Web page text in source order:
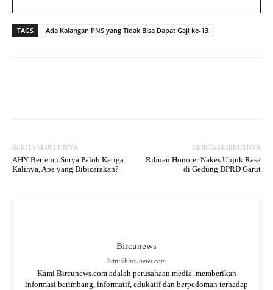
TAGS Ada Kalangan PNS yang Tidak Bisa Dapat Gaji ke-13
BERITA SEBELUMYA
AHY Bertemu Surya Paloh Ketiga
Kalinya, Apa yang Dibicarakan?
BERITA BERIKUTNYA
Ribuan Honorer Nakes Unjuk Rasa
di Gedung DPRD Garut
Bircunews
http://bircunews.com
Kami Bircunews.com adalah perusahaan media. memberikan
informasi berimbang, informatif, edukatif dan berpedoman terhadap